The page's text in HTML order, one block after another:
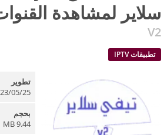
سلاير لمشاهدة
V2
تطبيقات IPTV
تطوير
05/25
بحجم
9.44 MB